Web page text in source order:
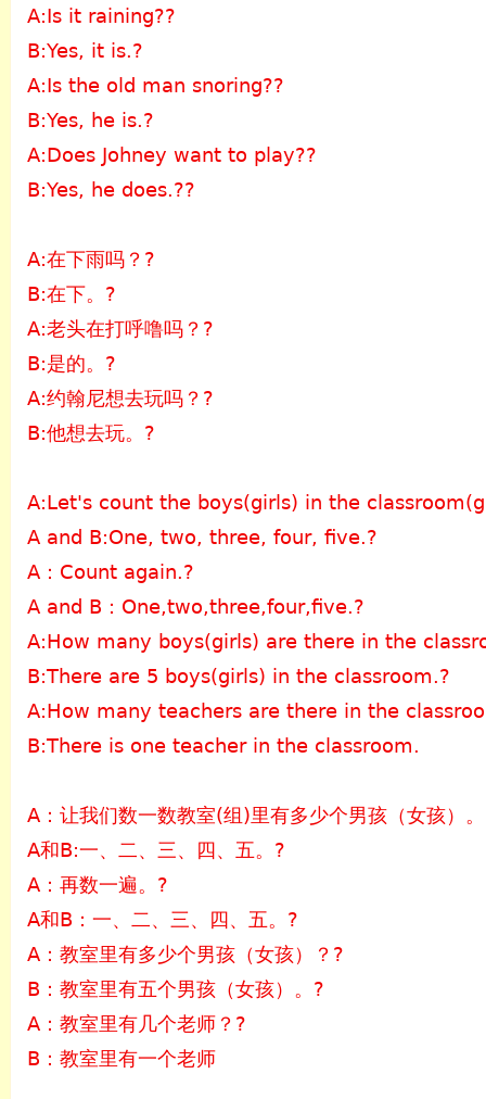
A:Is it raining??
B:Yes, it is.?
A:Is the old man snoring??
B:Yes, he is.?
A:Does Johney want to play??
B:Yes, he does.??
A:在下雨吗？?
B:在下。?
A:老头在打呼噜吗？?
B:是的。?
A:约翰尼想去玩吗？?
B:他想去玩。?
A:Let's count the boys(girls) in the
A and B:One, two, three, four, five.?
A：Count again.?
A and B：One,two,three,four,five.?
A:How many boys(girls) are there in the
B:There are 5 boys(girls) in the classroom.?
A:How many teachers are there in the
B:There is one teacher in the classroom.
A：让我们数一数教室(组)里有多少个男孩（女孩）。
A和B:一、二、三、四、五。?
A：再数一遍。?
A和B：一、二、三、四、五。?
A：教室里有多少个男孩（女孩）？?
B：教室里有五个男孩（女孩）。?
A：教室里有几个老师？?
B：教室里有一个老师